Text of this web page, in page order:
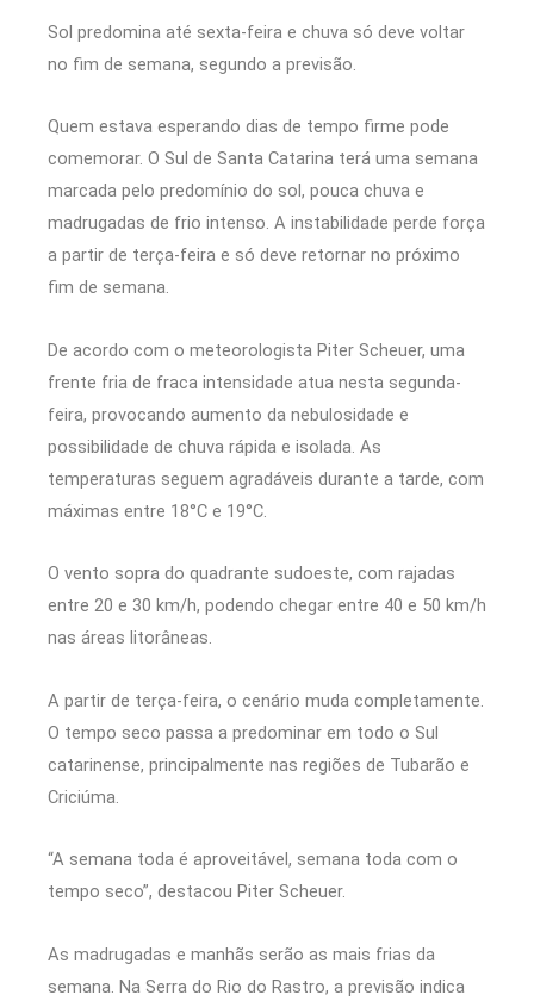
Sol predomina até sexta-feira e chuva só deve voltar
no fim de semana, segundo a previsão.
Quem estava esperando dias de tempo firme pode
comemorar. O Sul de Santa Catarina terá uma semana
marcada pelo predomínio do sol, pouca chuva e
madrugadas de frio intenso. A instabilidade perde força
a partir de terça-feira e só deve retornar no próximo
fim de semana.
De acordo com o meteorologista Piter Scheuer, uma
frente fria de fraca intensidade atua nesta segunda-
feira, provocando aumento da nebulosidade e
possibilidade de chuva rápida e isolada. As
temperaturas seguem agradáveis durante a tarde, com
máximas entre 18°C e 19°C.
O vento sopra do quadrante sudoeste, com rajadas
entre 20 e 30 km/h, podendo chegar entre 40 e 50 km/h
nas áreas litorâneas.
A partir de terça-feira, o cenário muda completamente.
O tempo seco passa a predominar em todo o Sul
catarinense, principalmente nas regiões de Tubarão e
Criciúma.
“A semana toda é aproveitável, semana toda com o
tempo seco”, destacou Piter Scheuer.
As madrugadas e manhãs serão as mais frias da
semana. Na Serra do Rio do Rastro, a previsão indica